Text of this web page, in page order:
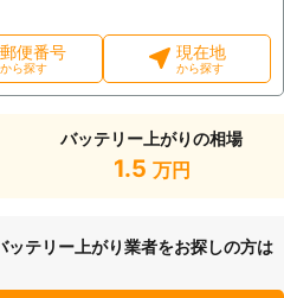
郵便番号
から探す
現在地
から探す
バッテリー上がりの相場
1.5 万円
ッテリー上がり業者をお探しの方は